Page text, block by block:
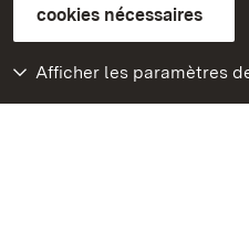
cookies nécessaires
Afficher les paramètres
Accueil
Monuments
Rendez-nous visite